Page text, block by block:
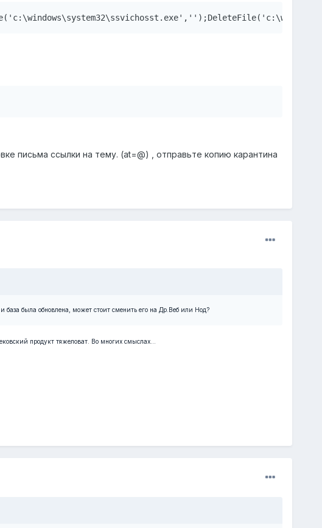
письма ссылки на тему. (at=@) , отправьте копию карантина
база была обновлена, может стоит сменить его на Др.Веб или Нод?
продукт тяжеловат. Во многих смыслах...